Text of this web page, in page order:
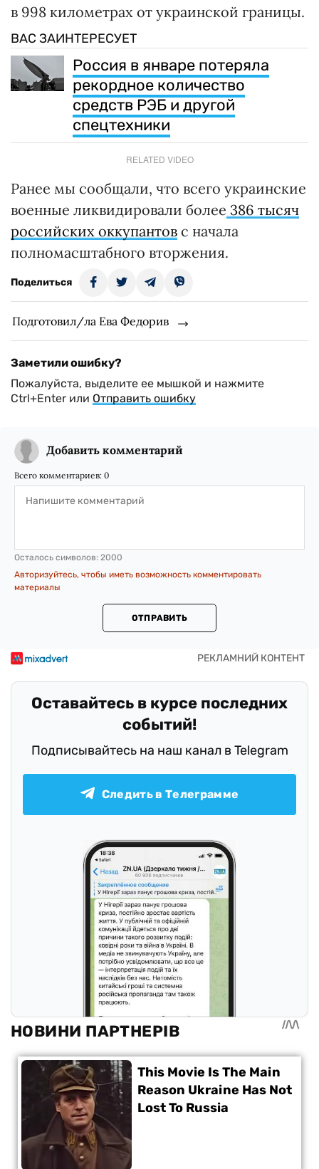
в 998 километрах от украинской границы.
ВАС ЗАИНТЕРЕСУЕТ
Россия в январе потеряла
рекордное количество
средств РЭБ и другой
спецтехники
RELATED VIDEO
Ранее мы сообщали, что всего украинские
военные ликвидировали более 386 тысяч
российских оккупантов с начала
полномасштабного вторжения.
Поделиться
Подготовил/ла Ева Федорив
Заметили ошибку?
Пожалуйста, выделите ее мышкой и нажмите
Ctrl+Enter или Отправить ошибку
Добавить комментарий
Всего комментариев: 0
Осталось символов: 2000
Авторизуйтесь, чтобы иметь возможность комментировать
материалы
ОТПРАВИТЬ
Оставайтесь в курсе последних
событий!
Подписывайтесь на наш канал в Telegram
Следить в Телеграмме